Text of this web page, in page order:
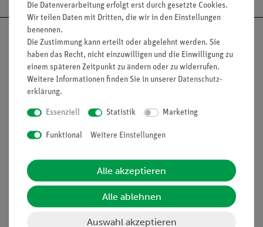
Nach oben
Informationen
Projekte und Lösungen
Stellenangebote
Beratung & Showroom
Inventarisierungs- &
Die Datenverarbeitung erfolgt erst durch gesetzte Cookies.
Wir teilen Daten mit Dritten, die wir in den Einstellungen
benennen.
Die Zustimmung kann erteilt oder abgelehnt werden. Sie
haben das Recht, nicht einzuwilligen und die Einwilligung zu
einem späteren Zeitpunkt zu ändern oder zu widerrufen.
Weitere Informationen finden Sie in unserer Daten­schutz­
erklärung.
Essenziell Statistik Marketing
Funktional Weitere Einstellungen
Alle akzeptieren
Alle ablehnen
Auswahl akzeptieren